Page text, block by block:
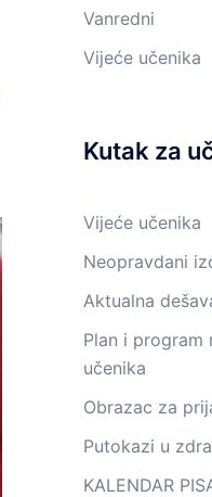
Vanredni
Vijeće učenika
Kutak za
Vijeće učenika
Neopravdani
Aktualna
Plan i program
učenika
Obrazac za
Putokazi u
KALENDAR